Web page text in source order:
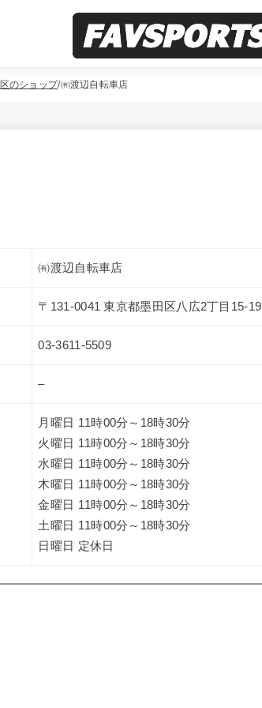
のショップ ㈲渡辺自転車店
㈲渡辺自転車店
〒131-0041 東京都墨田区八広2丁目15-19
03-3611-5509
–
月曜日 11時00分～18時30分
火曜日 11時00分～18時30分
水曜日 11時00分～18時30分
木曜日 11時00分～18時30分
金曜日 11時00分～18時30分
土曜日 11時00分～18時30分
日曜日 定休日